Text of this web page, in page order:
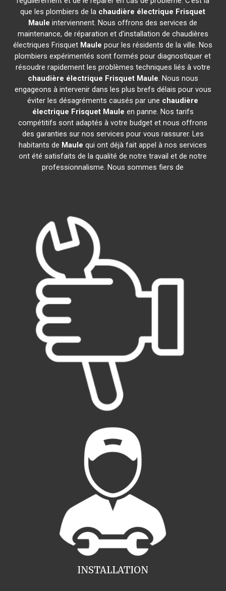
que les plombiers de la chaudière électrique Frisquet
Maule interviennent. Nous offrons des services de
maintenance, de réparation et d'installation de chaudières
électriques Frisquet Maule pour les résidents de la ville. Nos
plombiers expérimentés sont formés pour diagnostiquer et
résoudre rapidement les problèmes techniques liés à votre
chaudière électrique Frisquet Maule. Nous nous
engageons à intervenir dans les plus brefs délais pour vous
éviter les désagréments causés par une chaudière
électrique Frisquet Maule en panne. Nos tarifs
compétitifs sont adaptés à votre budget et nous offrons
des garanties sur nos services pour vous rassurer. Les
habitants de Maule qui ont déjà fait appel à nos services
ont été satisfaits de la qualité de notre travail et de notre
professionnalisme. Nous sommes fiers de
INSTALLATION